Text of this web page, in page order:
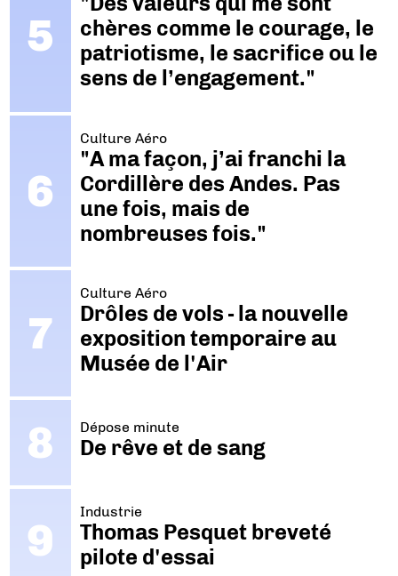
chères comme le courage, le
patriotisme, le sacrifice ou le
sens de l’engagement."
Culture Aéro
"A ma façon, j’ai franchi la
Cordillère des Andes. Pas
une fois, mais de
nombreuses fois."
Culture Aéro
Drôles de vols - la nouvelle
exposition temporaire au
Musée de l'Air
Dépose minute
De rêve et de sang
Industrie
Thomas Pesquet breveté
pilote d'essai